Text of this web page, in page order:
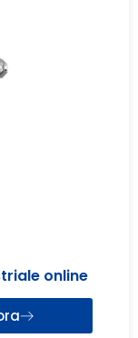
online